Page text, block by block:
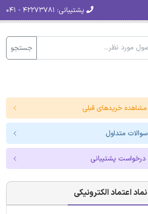
پشتیبانی:
جستجو
مشاهده خریدهای قبلی
سوالات متداول
درخواست پشتیبانی
نماد اعتماد الکترونیکی